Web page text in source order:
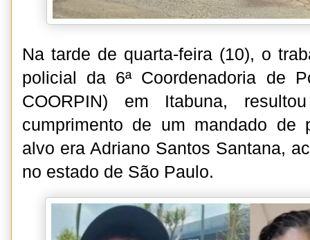
Na tarde de quarta-feira (10), o
policial da 6ª Coordenadoria de
COORPIN) em Itabuna,
cumprimento de um mandado de
alvo era Adriano Santos Santana,
no estado de São Paulo.